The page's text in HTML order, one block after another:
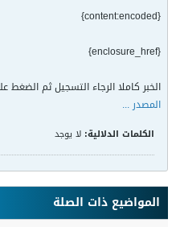
{content:encoded}
{enclosure_href}
الخبر كاملا الرجاء التسجيل ثم الضغط
المصدر ...
الكلمات الدلالية: لا يوجد
المواضيع ذات الصلة